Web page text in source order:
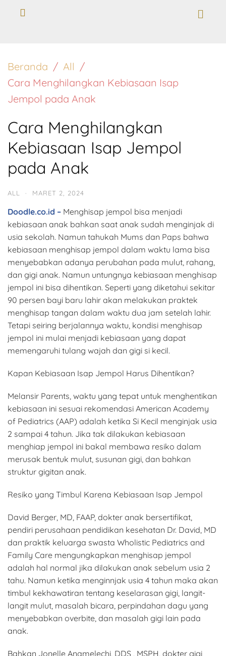
Beranda
All
Cara Menghilangkan Kebiasaan Isap
Jempol pada Anak
Cara Menghilangkan
Kebiasaan Isap Jempol
pada Anak
ALL · MARET 2, 2024
Doodle.co.id – Menghisap jempol bisa menjadi
kebiasaan anak bahkan saat anak sudah menginjak di
usia sekolah. Namun tahukah Mums dan Paps bahwa
kebiasaan menghisap jempol dalam waktu lama bisa
menyebabkan adanya perubahan pada mulut, rahang,
dan gigi anak. Namun untungnya kebiasaan menghisap
jempol ini bisa dihentikan. Seperti yang diketahui sekitar
90 persen bayi baru lahir akan melakukan praktek
menghisap tangan dalam waktu dua jam setelah lahir.
Tetapi seiring berjalannya waktu, kondisi menghisap
jempol ini mulai menjadi kebiasaan yang dapat
memengaruhi tulang wajah dan gigi si kecil.
Kapan Kebiasaan Isap Jempol Harus Dihentikan?
Melansir Parents, waktu yang tepat untuk menghentikan
kebiasaan ini sesuai rekomendasi American Academy
of Pediatrics (AAP) adalah ketika Si Kecil menginjak usia
2 sampai 4 tahun. Jika tak dilakukan kebiasaan
menghiap jempol ini bakal membawa resiko dalam
merusak bentuk mulut, susunan gigi, dan bahkan
struktur gigitan anak.
Resiko yang Timbul Karena Kebiasaan Isap Jempol
David Berger, MD, FAAP, dokter anak bersertifikat,
pendiri perusahaan pendidikan kesehatan Dr. David, MD
dan praktik keluarga swasta Wholistic Pediatrics and
Family Care mengungkapkan menghisap jempol
adalah hal normal jika dilakukan anak sebelum usia 2
tahu. Namun ketika menginnjak usia 4 tahun maka akan
timbul kekhawatiran tentang keselarasan gigi, langit-
langit mulut, masalah bicara, perpindahan dagu yang
menyebabkan overbite, dan masalah gigi lain pada
anak.
Bahkan Jonelle Anamelechi, DDS , MSPH, dokter gigi